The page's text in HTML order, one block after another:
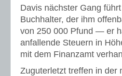
Davis nächster Gang
Buchhalter, der ihm
von 250 000 Pfund — er
anfallende Steuern in
mit dem Finanzamt
Zuguterletzt treffen in der